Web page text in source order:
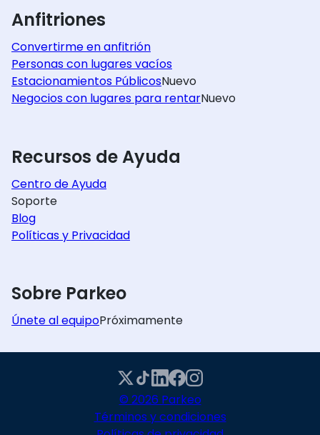
Anfitriones
Convertirme en anfitrión
Personas con lugares vacíos
Estacionamientos PúblicosNuevo
Negocios con lugares para rentarNuevo
Recursos de Ayuda
Centro de Ayuda
Soporte
Blog
Políticas y Privacidad
Sobre Parkeo
Únete al equipoPróximamente
© 2026 Parkeo
Términos y condiciones